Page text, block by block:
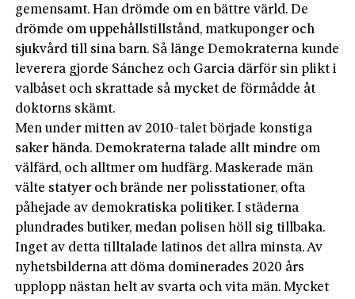
gemensamt. Han drömde om en bättre värld. De
drömde om uppehållstillstånd, matkuponger och
sjukvård till sina barn. Så länge Demokraterna kunde
leverera gjorde Sánchez och Garcia därför sin plikt i
valbåset och skrattade så mycket de förmådde åt
doktorns skämt.
Men under mitten av 2010-talet började kons­tiga
saker hända. Demokraterna talade allt mind­re om
välfärd, och alltmer om hudfärg. Maskerade män
välte statyer och brände ner polisstationer, ofta
påhejade av demokratiska politiker. I städerna
plundrades butiker, medan polisen höll sig tillbaka.
Inget av detta tilltalade latinos det allra minsta. Av
nyhetsbilderna att döma dominerades 2020 års
upplopp nästan helt av svarta och vita män. Mycket